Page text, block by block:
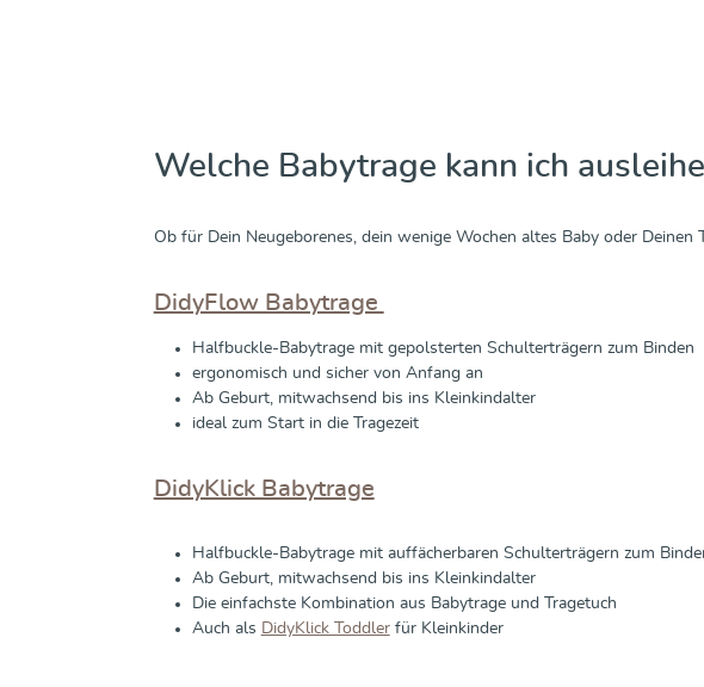
Welche Babytrage kann ich
Ob für Dein Neugeborenes, dein wenige Wochen altes Baby oder
DidyFlow Babytrage
Halfbuckle-Babytrage mit gepolsterten Schulterträgern zum Binden
ergonomisch und sicher von Anfang an
Ab Geburt, mitwachsend bis ins Kleinkindalter
ideal zum Start in die Tragezeit
DidyKlick Babytrage
Halfbuckle-Babytrage mit auffächerbaren Schulterträgern zum
Ab Geburt, mitwachsend bis ins Kleinkindalter
Die einfachste Kombination aus Babytrage und Tragetuch
Auch als DidyKlick Toddlerfür Kleinkinder